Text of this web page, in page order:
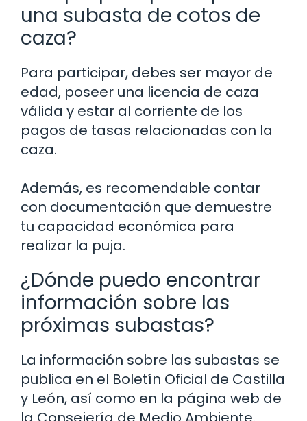
una subasta de cotos de
caza?
Para participar, debes ser mayor de
edad, poseer una licencia de caza
válida y estar al corriente de los
pagos de tasas relacionadas con la
caza.
Además, es recomendable contar
con documentación que demuestre
tu capacidad económica para
realizar la puja.
¿Dónde puedo encontrar
información sobre las
próximas subastas?
La información sobre las subastas se
publica en el Boletín Oficial de Castilla
y León, así como en la página web de